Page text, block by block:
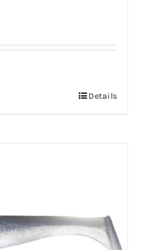
Details